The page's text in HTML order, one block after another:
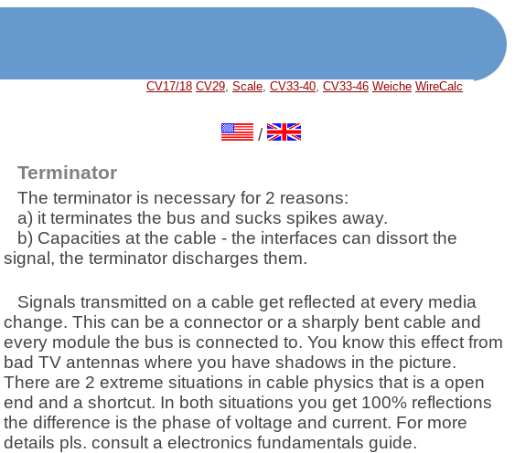
CV17/18 CV29, Scale, CV33-40, CV33-46 Weiche WireCalc
/
Terminator
The terminator is necessary for 2 reasons:
a) it terminates the bus and sucks spikes away.
b) Capacities at the cable - the interfaces can dissort the
signal, the terminator discharges them.
Signals transmitted on a cable get reflected at every media
change. This can be a connector or a sharply bent cable and
every module the bus is connected to. You know this effect from
bad TV antennas where you have shadows in the picture.
There are 2 extreme situations in cable physics that is a open
end and a shortcut. In both situations you get 100% reflections
the difference is the phase of voltage and current. For more
details pls. consult a electronics fundamentals guide.